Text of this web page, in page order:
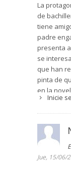
La
de
tiene
padre
presenta
se
que han
pinta de
en la
Inicie
Jue, 15/06/